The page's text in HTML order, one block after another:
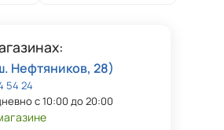
Нефтяников, 28)
54 24
с 10:00 до 20:00